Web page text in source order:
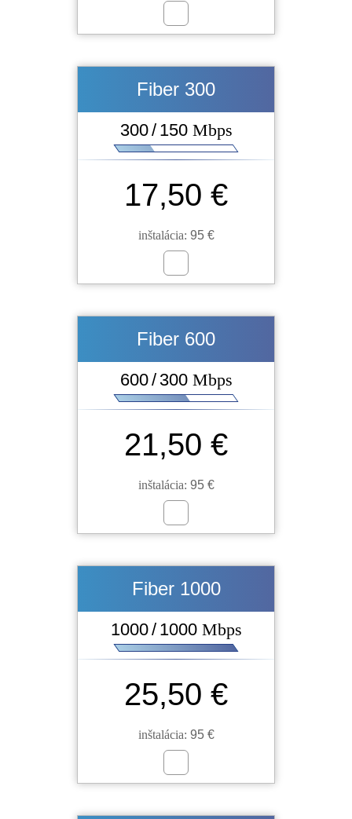
Fiber 300
300 / 150 Mbps
17,50 €
inštalácia: 95 €
Fiber 600
600 / 300 Mbps
21,50 €
inštalácia: 95 €
Fiber 1000
1000 / 1000 Mbps
25,50 €
inštalácia: 95 €